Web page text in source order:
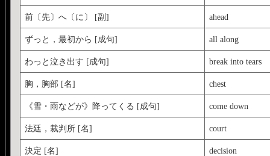
前〔先〕へ〔に〕 [副] ahead
ずっと，最初から [成句] all along
わっと泣き出す [成句] break into tears
胸，胸部 [名] chest
《雪・雨などが》降ってくる [成句] come down
法廷，裁判所 [名] court
決定 [名] decision